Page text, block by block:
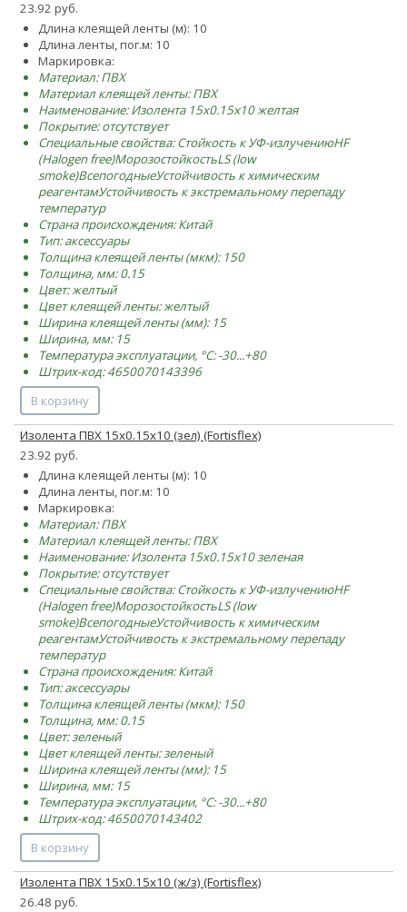
23.92 руб.
Длина клеящей ленты (м): 10
Длина ленты, пог.м: 10
Маркировка:
Материал: ПВХ
Материал клеящей ленты: ПВХ
Наименование: Изолента 15х0.15х10 желтая
Покрытие: отсутствует
Специальные свойства:Стойкость к УФ-излучениюHF
(Halogen free)МорозостойкостьLS (low
smoke)ВсепогодныеУстойчивость к химическим
реагентамУстойчивость к экстремальному перепаду
температур
Страна происхождения: Китай
Тип: аксессуары
Толщина клеящей ленты (мкм): 150
Толщина, мм: 0.15
Цвет: желтый
Цвет клеящей ленты: желтый
Ширина клеящей ленты (мм): 15
Ширина, мм: 15
Температура эксплуатации, °C: -30...+80
Штрих-код: 4650070143396
В корзину
Изолента ПВХ 15х0.15х10 (зел) (Fortisflex)
23.92 руб.
Длина клеящей ленты (м): 10
Длина ленты, пог.м: 10
Маркировка:
Материал: ПВХ
Материал клеящей ленты: ПВХ
Наименование: Изолента 15х0.15х10 зеленая
Покрытие: отсутствует
Специальные свойства:Стойкость к УФ-излучениюHF
(Halogen free)МорозостойкостьLS (low
smoke)ВсепогодныеУстойчивость к химическим
реагентамУстойчивость к экстремальному перепаду
температур
Страна происхождения: Китай
Тип: аксессуары
Толщина клеящей ленты (мкм): 150
Толщина, мм: 0.15
Цвет: зеленый
Цвет клеящей ленты: зеленый
Ширина клеящей ленты (мм): 15
Ширина, мм: 15
Температура эксплуатации, °C: -30...+80
Штрих-код: 4650070143402
В корзину
Изолента ПВХ 15х0.15х10 (ж/з) (Fortisflex)
26.48 руб.